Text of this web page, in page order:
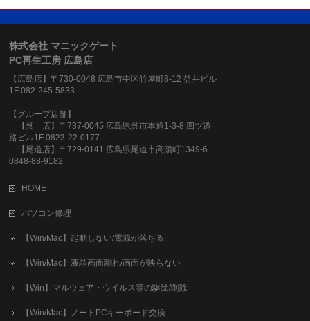
株式会社 マニックゲート
PC再生工房 広島店
【広島店】〒730-0048 広島市中区竹屋町8-12 益井ビル
1F 082-245-5833
【グループ店舗】
【呉 店】〒737-0045 広島県呉市本通1-3-8 四ツ道
路ビル1F 0823-22-0177
【尾道店】〒729-0141 広島県尾道市高須町1349-6
0848-88-9182
HOME
パソコン修理
【Win/Mac】起動しない/電源が落ちる
【Win/Mac】液晶画面割れ/画面が映らない
【Win】マルウェア・ウイルス等の駆除/削除
【Win/Mac】ノートPCキーボード交換